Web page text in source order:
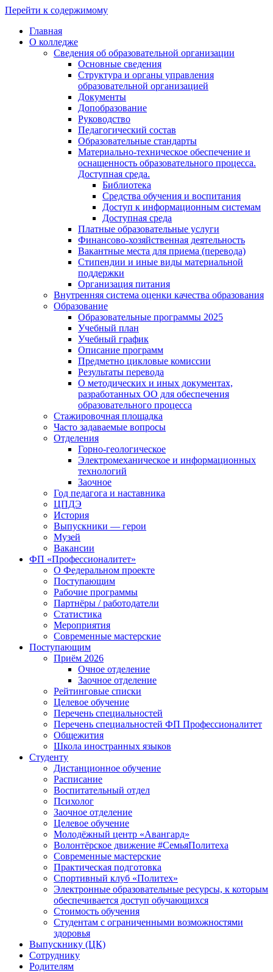
Перейти к содержимому
Главная
О колледже
Сведения об образовательной организации
Основные сведения
Структура и органы управления
образовательной организацией
Документы
Допобразование
Руководство
Педагогический состав
Образовательные стандарты
Материально-техническое обеспечение и
оснащенность образовательного процесса.
Доступная среда.
Библиотека
Средства обучения и воспитания
Доступ к информационным системам
Доступная среда
Платные образовательные услуги
Финансово-хозяйственная деятельность
Вакантные места для приема (перевода)
Стипендии и иные виды материальной
поддержки
Организация питания
Внутренняя система оценки качества образования
Образование
Образовательные программы 2025
Учебный план
Учебный график
Описание программ
Предметно цикловые комиссии
Результаты перевода
О методических и иных документах,
разработанных ОО для обеспечения
образовательного процесса
Стажировочная площадка
Часто задаваемые вопросы
Отделения
Горно-геологическое
Электромеханическое и информационных
технологий
Заочное
Год педагога и наставника
ЦПДЭ
История
Выпускники — герои
Музей
Вакансии
ФП «Профессионалитет»
О Федеральном проекте
Поступающим
Рабочие программы
Партнёры / работодатели
Статистика
Мероприятия
Современные мастерские
Поступающим
Приём 2026
Очное отделение
Заочное отделение
Рейтинговые списки
Целевое обучение
Перечень специальностей
Перечень специальностей ФП Профессионалитет
Общежития
Школа иностранных языков
Студенту
Дистанционное обучение
Расписание
Воспитательный отдел
Психолог
Заочное отделение
Целевое обучение
Молодёжный центр «Авангард»
Волонтёрское движение #СемьяПолитеха
Современные мастерские
Практическая подготовка
Спортивный клуб «Политех»
Электронные образовательные ресурсы, к которым
обеспечивается доступ обучающихся
Стоимость обучения
Студентам с ограниченными возможностями
здоровья
Выпускнику (ЦК)
Сотруднику
Родителям